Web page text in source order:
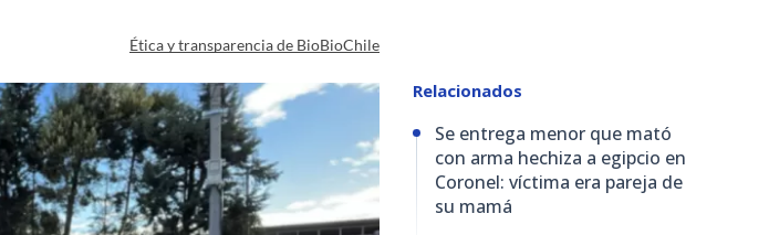
Ética y transparencia de BioBioChile
Relacionados
Se entrega menor que mató
con arma hechiza a egipcio en
Coronel: víctima era pareja de
su mamá